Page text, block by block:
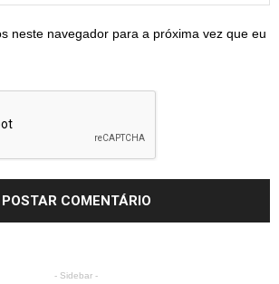
neste navegador para a próxima vez que eu
- Sidebar -